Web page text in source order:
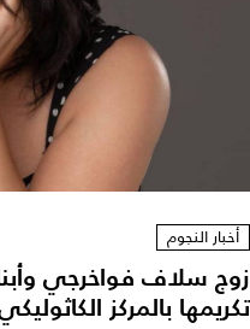
أخبار النجوم
زوج سلاف فواخرجي
تكريمها بالمركز